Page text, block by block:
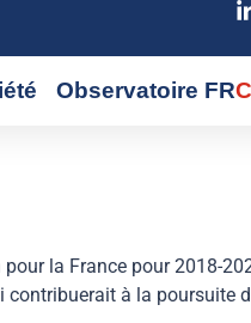
Observatoire FR
la France pour 2018-
contribuerait à la poursuite